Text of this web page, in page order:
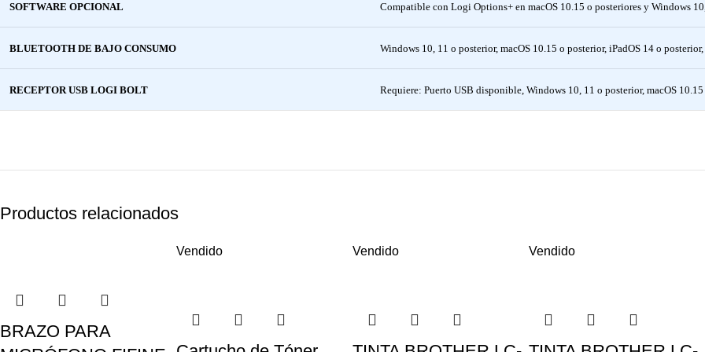
SOFTWARE OPCIONAL Compatible con Logi Options+ en macOS 10.15 o posteriores y Windows
BLUETOOTH DE BAJO CONSUMO Windows 10, 11 o posterior, macOS 10.15 o posterior, iPadOS 14 o
RECEPTOR USB LOGI BOLT Requiere: Puerto USB disponible, Windows 10, 11 o posterior, macOS
Productos relacionados
BRAZO PARA
Vendido Vendido Vendido